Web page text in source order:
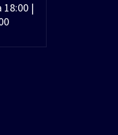
18:00 |